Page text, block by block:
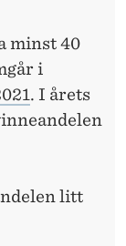
minst 40
i
. I årets
litt